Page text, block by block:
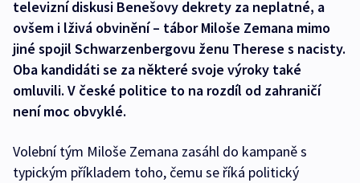
televizní diskusi Benešovy dekrety za neplatné, a
ovšem i lživá obvinění – tábor Miloše Zemana mimo
jiné spojil Schwarzenbergovu ženu Therese s nacisty.
Oba kandidáti se za některé svoje výroky také
omluvili. V české politice to na rozdíl od zahraničí
není moc obvyklé.
Volební tým Miloše Zemana zasáhl do kampaně s
typickým příkladem toho, čemu se říká politický